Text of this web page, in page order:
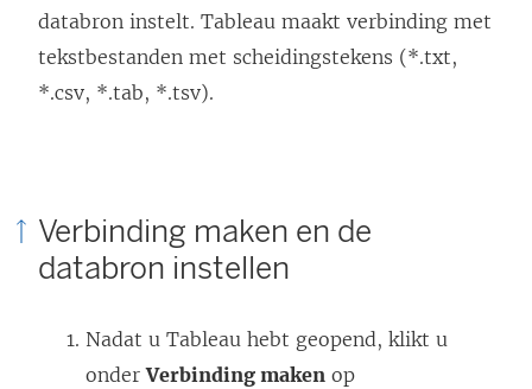
databron instelt. Tableau maakt verbinding met
tekstbestanden met scheidingstekens (*.txt,
*.csv, *.tab, *.tsv).
Verbinding maken en de
databron instellen
Nadat u Tableau hebt geopend, klikt u
onderVerbinding maken op